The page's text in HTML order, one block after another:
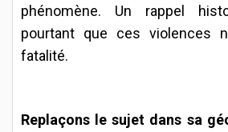
phénomène. Un rappel
pourtant que ces violences
fatalité.
Replaçons le sujet dans sa